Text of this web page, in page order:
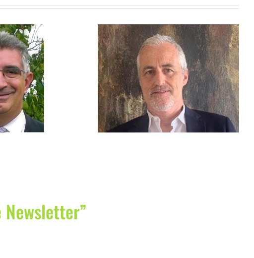
Papale Carlo